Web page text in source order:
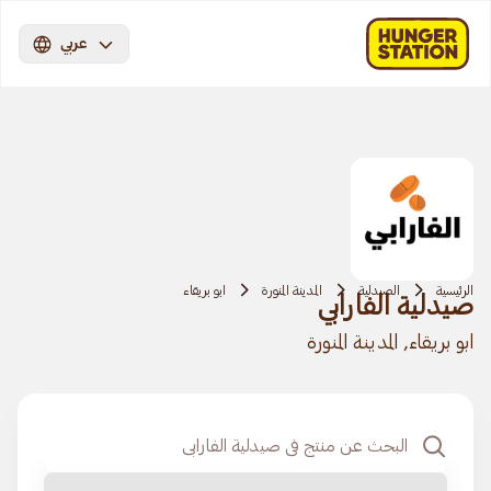
عربي
الرئيسية الصيدلية المدينة المنورة ابو بريقاء
صيدلية الفارابي
ابو بريقاء, المدينة المنورة